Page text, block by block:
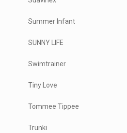
Summer Infant
SUNNY LIFE
Swimtrainer
Tiny Love
Tommee Tippee
Trunki